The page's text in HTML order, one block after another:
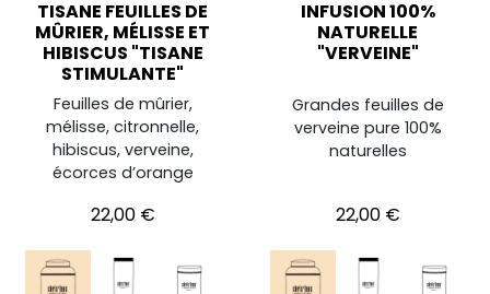
TISANE FEUILLES DE
MÛRIER, MÉLISSE ET
HIBISCUS "TISANE
STIMULANTE"
Feuilles de mûrier,
mélisse, citronnelle,
hibiscus, verveine,
écorces d’orange
Prix
22,00 €
INFUSION 100%
NATURELLE
"VERVEINE"
Grandes feuilles de
verveine pure 100%
naturelles
Prix
22,00 €